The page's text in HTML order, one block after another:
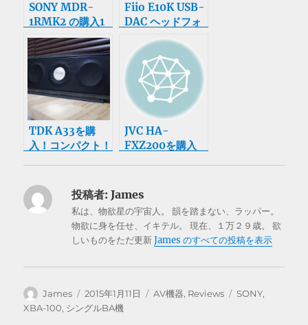
SONY MDR-
1RMK2 の購入1
ヵ月後レビュー
Fiio E10K USB-
DAC ヘッドフォ
ンアンプを購入
TDK A33を購
入！コンパクト！
JVC HA-
FXZ200を購入
投稿者: James
私は、物欲星の宇宙人。 韻を踏まない、ラッパー。
物欲に身を任せ、イキテル。 現在、１万２９歳。 欲
しいものをただ更新James のすべての投稿を表示
投
稿
James
投
稿
2015年1月11日
カ
AV機器, Reviews
タ
SONY,
XBA-100, シングルBA機